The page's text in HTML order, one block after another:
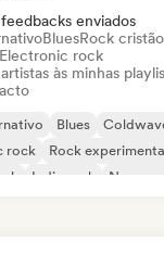
enviados
BluesRock cristão
Electronic rock
às minhas
Blues
rock
Rock
Indie rock New